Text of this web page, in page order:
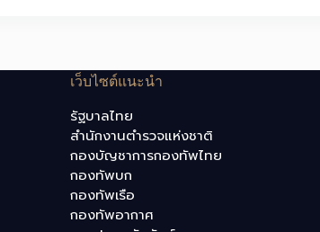
เว็บไซต์แนะนำ
รัฐบาลไทย
สำนักงานตำรวจแห่งชาติ
กองบัญชาการกองทัพไทย
กองทัพบก
กองทัพเรือ
กองทัพอากาศ